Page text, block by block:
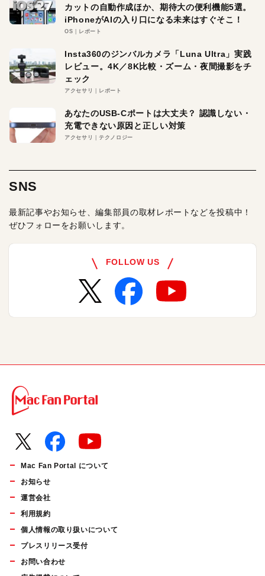
カットの自動作成ほか、期待大の便利機能5選。
iPhoneがAIの入り口になる未来はすぐそこ！
OS レポート
Insta360のジンバルカメラ「Luna Ultra」実践
レビュー。4K／8K比較・ズーム・夜間撮影をチ
ェック
アクセサリ レポート
あなたのUSB-Cポートは大丈夫？ 認識しない・
充電できない原因と正しい対策
アクセサリ テクノロジー
SNS
最新記事やお知らせ、編集部員の取材レポートなどを投稿中！
ぜひフォローをお願いします。
FOLLOW US
Mac Fan Portal について
お知らせ
運営会社
利用規約
個人情報の取り扱いについて
プレスリリース受付
お問い合わせ